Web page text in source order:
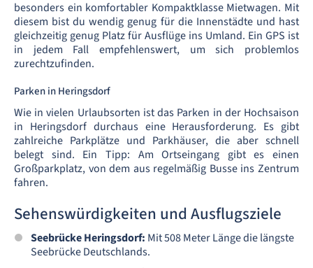
besonders ein komfortabler Kompaktklasse Mietwagen. Mit
diesem bist du wendig genug für die Innenstädte und hast
gleichzeitig genug Platz für Ausflüge ins Umland. Ein GPS ist
in jedem Fall empfehlenswert, um sich problemlos
zurechtzufinden.
Parken in Heringsdorf
Wie in vielen Urlaubsorten ist das Parken in der Hochsaison
in Heringsdorf durchaus eine Herausforderung. Es gibt
zahlreiche Parkplätze und Parkhäuser, die aber schnell
belegt sind. Ein Tipp: Am Ortseingang gibt es einen
Großparkplatz, von dem aus regelmäßig Busse ins Zentrum
fahren.
Sehenswürdigkeiten und Ausflugsziele
Seebrücke Heringsdorf: Mit 508 Meter Länge die längste
Seebrücke Deutschlands.